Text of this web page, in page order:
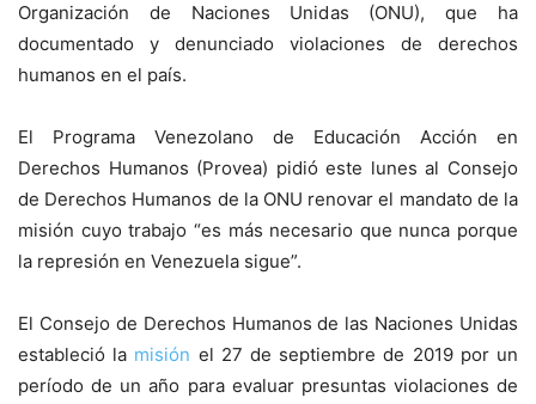
Organización de Naciones Unidas (ONU), que ha
documentado y denunciado violaciones de derechos
humanos en el país.
El Programa Venezolano de Educación Acción en
Derechos Humanos (Provea) pidió este lunes al Consejo
de Derechos Humanos de la ONU renovar el mandato de la
misión cuyo trabajo “es más necesario que nunca porque
la represión en Venezuela sigue”.
El Consejo de Derechos Humanos de las Naciones Unidas
estableció la misión el 27 de septiembre de 2019 por un
período de un año para evaluar presuntas violaciones de